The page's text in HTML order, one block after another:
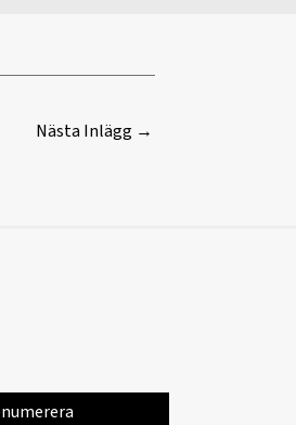
Nästa Inlägg →